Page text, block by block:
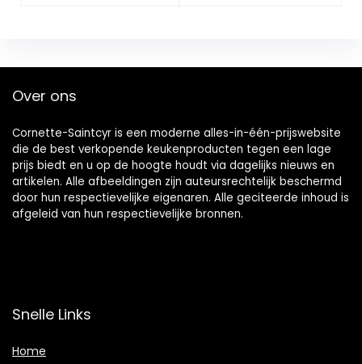
Over ons
Cornette-Saintcyr is een moderne alles-in-één-prijswebsite
die de best verkopende keukenproducten tegen een lage
prijs biedt en u op de hoogte houdt via dagelijks nieuws en
artikelen. Alle afbeeldingen zijn auteursrechtelijk beschermd
door hun respectievelijke eigenaren. Alle geciteerde inhoud is
afgeleid van hun respectievelijke bronnen.
Snelle Links
Home